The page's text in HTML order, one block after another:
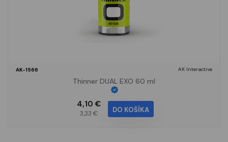
AK-1566 AK Interactive
Thinner DUAL EXO 60 ml
4,10 €
3,33 € DO KOŠÍKA